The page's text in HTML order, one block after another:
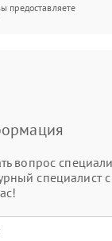
предоставляете
вопрос
специалист